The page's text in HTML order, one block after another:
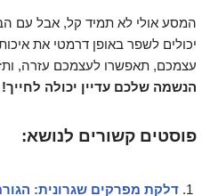
המסע אולי לא תמיד קל, אבל עם
יכולים לשפר באופן דרמטי את
עצמכם, תאפשרו לעצמכם עזרה,
הנשמה שלכם עדיין יכולה לחייך!
פוסטים קשורים לנושא:
דלקת מפרקים שגרונית: